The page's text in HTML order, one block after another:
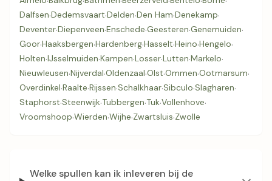
Dalfsen·Dedemsvaart·Delden·Den Ham·Denekamp·
Deventer·Diepenveen·Enschede·Geesteren·Genemuiden·
Goor·Haaksbergen·Hardenberg·Hasselt·Heino·Hengelo·
Holten·IJsselmuiden·Kampen·Losser·Lutten·Markelo·
Nieuwleusen·Nijverdal·Oldenzaal·Olst·Ommen·Ootmarsum·
Overdinkel·Raalte·Rijssen·Schalkhaar·Sibculo·Slagharen·
Staphorst·Steenwijk·Tubbergen·Tuk·Vollenhove·
Vroomshoop·Wierden·Wijhe·Zwartsluis·Zwolle
Welke spullen kan ik inleveren bij de